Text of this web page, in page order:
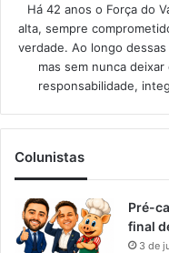
Há 42 anos o Força do
alta, sempre
verdade. Ao longo
mas sem nunca
responsabilidade,
Colunistas
Pré-
final
3 de